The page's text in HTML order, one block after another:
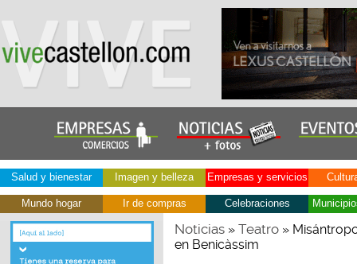
Salud y bienestar Imagen y belleza Empresas y servicios
Mundo hogar Ir de compras Celebraciones
Noticias» Teatro»
en Benicàssim